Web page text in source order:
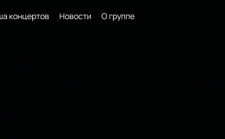
концертов Новости О группе